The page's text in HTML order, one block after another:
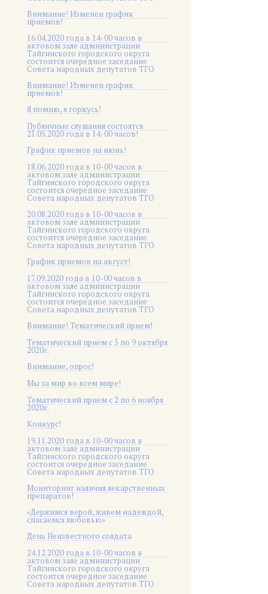
Внимание! Изменен график
приемов!
16.04.2020 года в 14-00 часов в
актовом зале администрации
Тайгинского городского округа
состоится очередное заседание
Совета народных депутатов ТГО
Внимание! Изменен график
приемов!
Я помню, я горжусь!
Публичные слушания состоятся
21.05.2020 года в 14-00 часов!
График приемов на июнь!
18.06.2020 года в 10-00 часов в
актовом зале администрации
Тайгинского городского округа
состоится очередное заседание
Совета народных депутатов ТГО
20.08.2020 года в 10-00 часов в
актовом зале администрации
Тайгинского городского округа
состоится очередное заседание
Совета народных депутатов ТГО
График приемов на август!
17.09.2020 года в 10-00 часов в
актовом зале администрации
Тайгинского городского округа
состоится очередное заседание
Совета народных депутатов ТГО
Внимание! Тематический прием!
Тематический прием с 5 по 9 октября
2020г.
Внимание, опрос!
Мы за мир во всем мире!
Тематический прием с 2 по 6 ноября
2020г.
Конкурс!
19.11.2020 года в 10-00 часов в
актовом зале администрации
Тайгинского городского округа
состоится очередное заседание
Совета народных депутатов ТГО
Мониторинг наличия лекарственных
препаратов!
«Держимся верой, живем надеждой,
спасаемся любовью»
День Неизвестного солдата
24.12.2020 года в 10-00 часов в
актовом зале администрации
Тайгинского городского округа
состоится очередное заседание
Совета народных депутатов ТГО